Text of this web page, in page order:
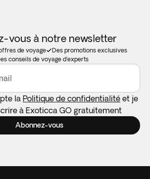
vous à notre newsletter
de voyage
Des promotions exclusives
conseils de voyage d'experts
la Politique de confidentialité et je
à Exoticca GO gratuitement
Abonnez-vous